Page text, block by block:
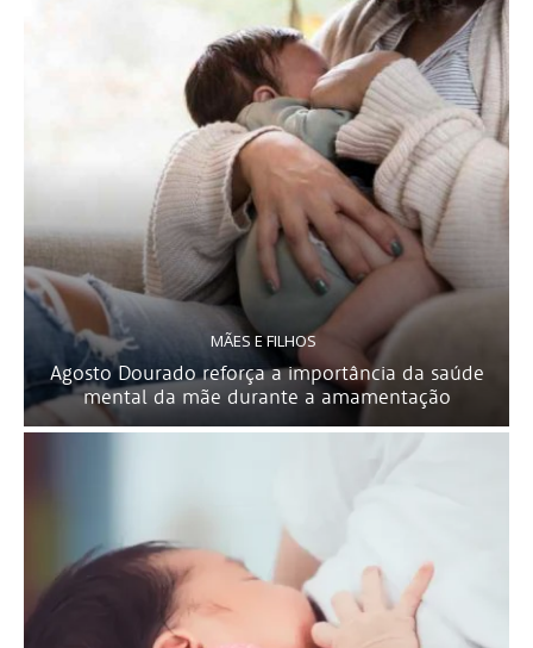
MÃES E FILHOS
Agosto Dourado reforça a importância da saúde
mental da mãe durante a amamentação